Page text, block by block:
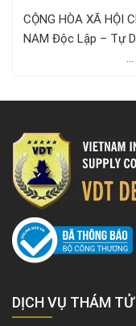
Công ty Thám tử
CỘNG HÒA XÃ HỘI
NAM Độc Lập – Tự
...
DỊCH VỤ THÁM TỬ